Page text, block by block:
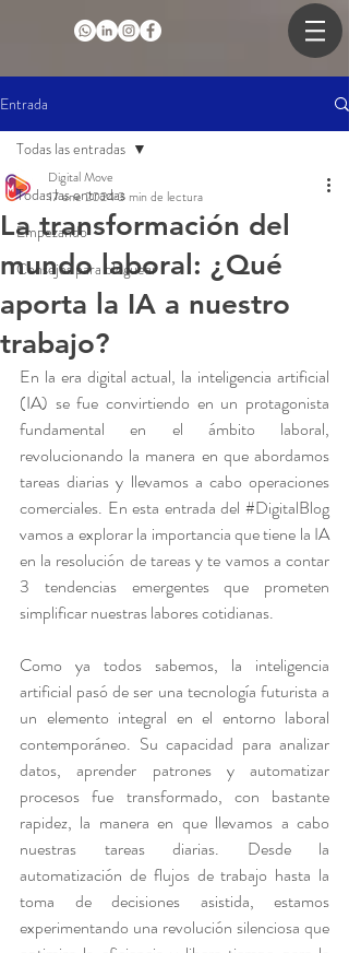
Entrada
Todas las entradas
Empezando
Consejos para bloguear
Todas las entradas
La transformación del
mundo laboral: ¿Qué
aporta la IA a nuestro
trabajo?
Digital Move
17 ene 20243 min de lectura
En la era digital actual, la inteligencia artificial
(IA) se fue convirtiendo en un protagonista
fundamental en el ámbito laboral,
revolucionando la manera en que abordamos
tareas diarias y llevamos a cabo operaciones
comerciales. En esta entrada del #DigitalBlog
vamos a explorar la importancia que tiene la IA
en la resolución de tareas y te vamos a contar
3 tendencias emergentes que prometen
simplificar nuestras labores cotidianas.
Como ya todos sabemos, la inteligencia
artificial pasó de ser una tecnología futurista a
un elemento integral en el entorno laboral
contemporáneo. Su capacidad para analizar
datos, aprender patrones y automatizar
procesos fue transformado, con bastante
rapidez, la manera en que llevamos a cabo
nuestras tareas diarias. Desde la
automatización de flujos de trabajo hasta la
toma de decisiones asistida, estamos
experimentando una revolución silenciosa que